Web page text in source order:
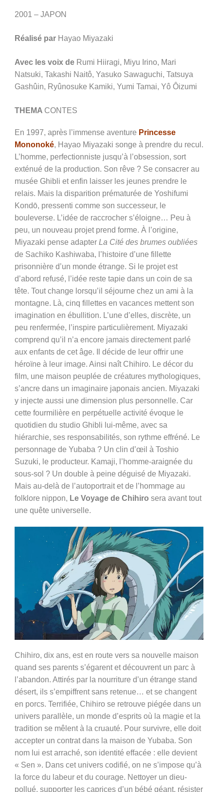
2001 – JAPON
Réalisé par Hayao Miyazaki
Avec les voix de Rumi Hiiragi, Miyu Irino, Mari
Natsuki, Takashi Naitô, Yasuko Sawaguchi, Tatsuya
Gashûin, Ryûnosuke Kamiki, Yumi Tamai, Yô Ôizumi
THEMA CONTES
En 1997, après l’immense aventure Princesse
Mononoké, Hayao Miyazaki songe à prendre du recul.
L’homme, perfectionniste jusqu’à l’obsession, sort
exténué de la production. Son rêve ? Se consacrer au
musée Ghibli et enfin laisser les jeunes prendre le
relais. Mais la disparition prématurée de Yoshifumi
Kondō, pressenti comme son successeur, le
bouleverse. L’idée de raccrocher s’éloigne… Peu à
peu, un nouveau projet prend forme. À l’origine,
Miyazaki pense adapter La Cité des brumes oubliées
de Sachiko Kashiwaba, l’histoire d’une fillette
prisonnière d’un monde étrange. Si le projet est
d’abord refusé, l’idée reste tapie dans un coin de sa
tête. Tout change lorsqu’il séjourne chez un ami à la
montagne. Là, cinq fillettes en vacances mettent son
imagination en ébullition. L’une d’elles, discrète, un
peu renfermée, l’inspire particulièrement. Miyazaki
comprend qu’il n’a encore jamais directement parlé
aux enfants de cet âge. Il décide de leur offrir une
héroïne à leur image. Ainsi naît Chihiro. Le décor du
film, une maison peuplée de créatures mythologiques,
s’ancre dans un imaginaire japonais ancien. Miyazaki
y injecte aussi une dimension plus personnelle. Car
cette fourmilière en perpétuelle activité évoque le
quotidien du studio Ghibli lui-même, avec sa
hiérarchie, ses responsabilités, son rythme effréné. Le
personnage de Yubaba ? Un clin d’œil à Toshio
Suzuki, le producteur. Kamaji, l’homme-araignée du
sous-sol ? Un double à peine déguisé de Miyazaki.
Mais au-delà de l’autoportrait et de l’hommage au
folklore nippon, Le Voyage de Chihiro sera avant tout
une quête universelle.
Chihiro, dix ans, est en route vers sa nouvelle maison
quand ses parents s’égarent et découvrent un parc à
l’abandon. Attirés par la nourriture d’un étrange stand
désert, ils s’empiffrent sans retenue… et se changent
en porcs. Terrifiée, Chihiro se retrouve piégée dans un
univers parallèle, un monde d’esprits où la magie et la
tradition se mêlent à la cruauté. Pour survivre, elle doit
accepter un contrat dans la maison de Yubaba. Son
nom lui est arraché, son identité effacée : elle devient
« Sen ». Dans cet univers codifié, on ne s’impose qu’à
la force du labeur et du courage. Nettoyer un dieu-
pollué, supporter les caprices d’un bébé géant, résister